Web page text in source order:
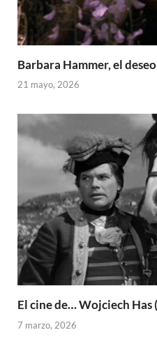
Barbara Hammer, el
21 mayo, 2026
El cine de… Wojciech Has
7 marzo, 2026